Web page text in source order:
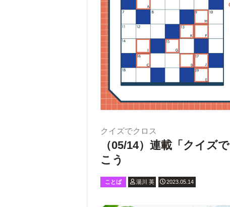
クイズでクロス
（05/14）連載「クイズ
こう
ことば 湯川 英 2023.05.14